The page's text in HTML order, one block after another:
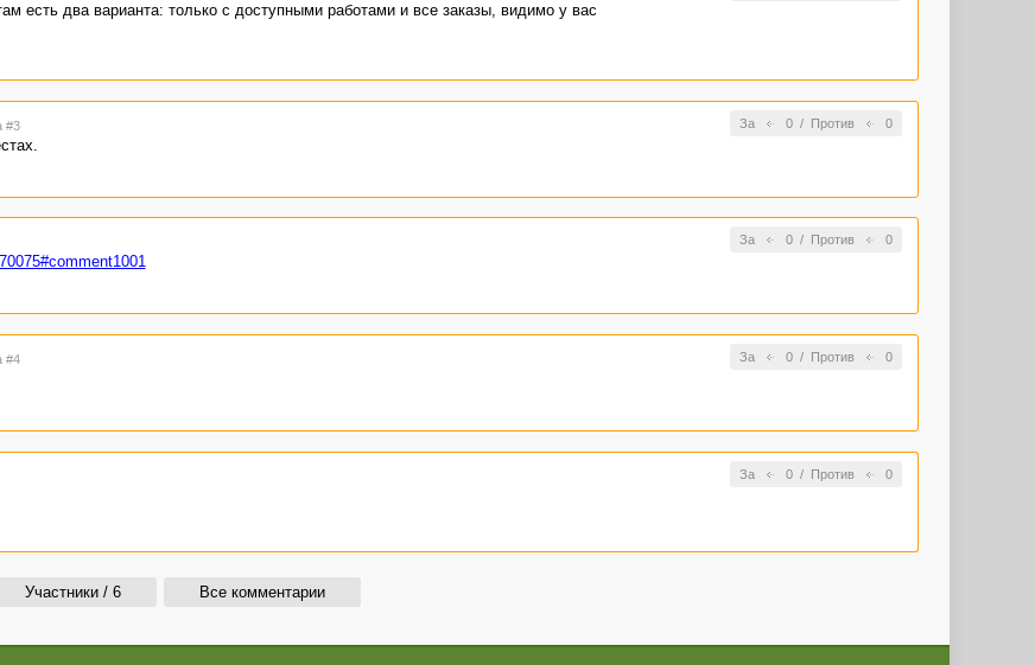
есть два варианта: только с доступными работами и все заказы, видимо у вас
За 0/ Против 0
#3
За 0/ Против 0
За 0/ Против 0
#4
За 0/ Против 0
Участники / 6 Все комментарии